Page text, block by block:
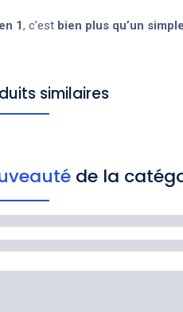
1, c’est bien plus qu’un
similaires
de la